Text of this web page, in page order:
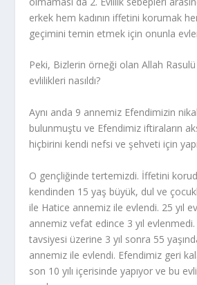
erkek hem kadının iffetini korumak
geçimini temin etmek için onunla
Peki, Bizlerin örneği olan Allah
evlilikleri nasıldı?
Aynı anda 9 annemiz Efendimizin
bulunmuştu ve Efendimiz iftiraların
hiçbirini kendi nefsi ve şehveti için
O gençliğinde tertemizdi. İffetini
kendinden 15 yaş büyük, dul ve
ile Hatice annemiz ile evlendi. 25 yıl
annemiz vefat edince 3 yıl
tavsiyesi üzerine 3 yıl sonra 55
annemiz ile evlendi. Efendimiz geri
son 10 yılı içerisinde yapıyor ve bu